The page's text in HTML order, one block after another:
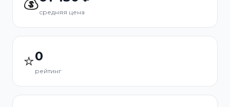
средняя цена
⭐0
рейтинг